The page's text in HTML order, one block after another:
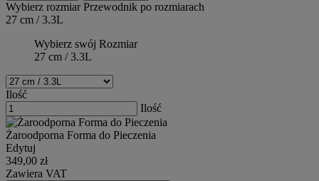
Wybierz rozmiarPrzewodnik po rozmiarach
27 cm / 3.3L
Wybierz swój Rozmiar
27 cm / 3.3L
Ilość
Ilość
Żaroodporna Forma do Pieczenia
Edytuj
349,00 zł
Zawiera VAT